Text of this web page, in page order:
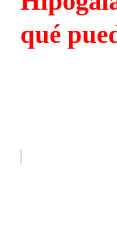
qué